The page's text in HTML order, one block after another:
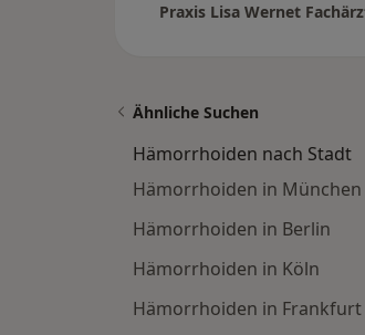
Praxis Lisa Wernet
Ähnliche Suchen
Hämorrhoiden nach Stadt
Hämorrhoiden in München
Hämorrhoiden in Berlin
Hämorrhoiden in Köln
Hämorrhoiden in Frankfurt